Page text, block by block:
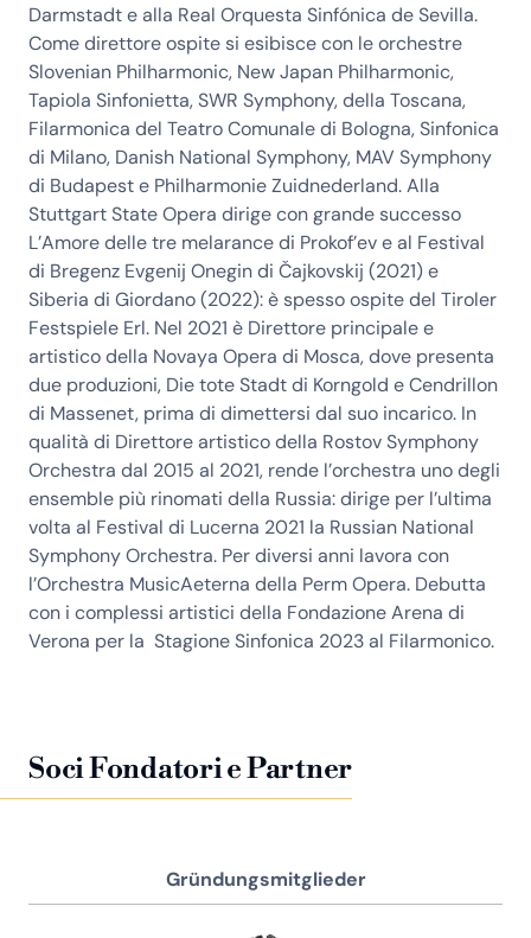
Darmstadt e alla Real Orquesta Sinfónica de Sevilla.
Come direttore ospite si esibisce con le orchestre
Slovenian Philharmonic, New Japan Philharmonic,
Tapiola Sinfonietta, SWR Symphony, della Toscana,
Filarmonica del Teatro Comunale di Bologna, Sinfonica
di Milano, Danish National Symphony, MAV Symphony
di Budapest e Philharmonie Zuidnederland. Alla
Stuttgart State Opera dirige con grande successo
L’Amore delle tre melarance di Prokof’ev e al Festival
di Bregenz Evgenij Onegin di Čajkovskij (2021) e
Siberia di Giordano (2022): è spesso ospite del Tiroler
Festspiele Erl. Nel 2021 è Direttore principale e
artistico della Novaya Opera di Mosca, dove presenta
due produzioni, Die tote Stadt di Korngold e Cendrillon
di Massenet, prima di dimettersi dal suo incarico. In
qualità di Direttore artistico della Rostov Symphony
Orchestra dal 2015 al 2021, rende l’orchestra uno degli
ensemble più rinomati della Russia: dirige per l’ultima
volta al Festival di Lucerna 2021 la Russian National
Symphony Orchestra. Per diversi anni lavora con
l’Orchestra MusicAeterna della Perm Opera. Debutta
con i complessi artistici della Fondazione Arena di
Verona per la Stagione Sinfonica 2023 al Filarmonico.
Soci Fondatori e Partner
Gründungsmitglieder